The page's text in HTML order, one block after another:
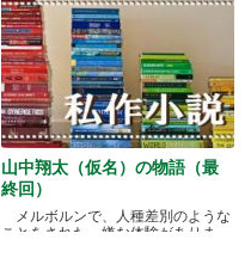
山中翔太（仮名）の物語（最
終回）
メルボルンで、人種差別のような
ことをされた、嫌な体験がありま